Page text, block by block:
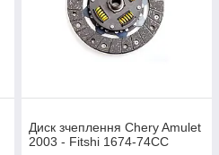
Диск зчеплення Chery Amulet
2003 - Fitshi 1674-74CC